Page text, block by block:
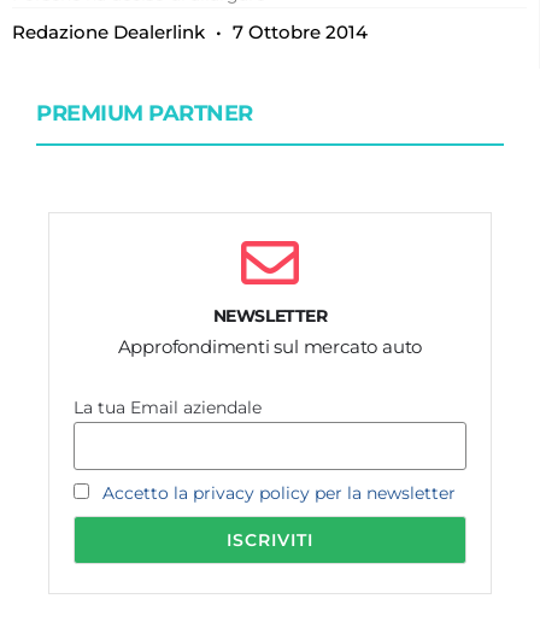
Redazione Dealerlink 7 Ottobre 2014
PREMIUM PARTNER
NEWSLETTER
Approfondimenti sul mercato auto
La tua Email aziendale
Accetto la privacy policy per la newsletter